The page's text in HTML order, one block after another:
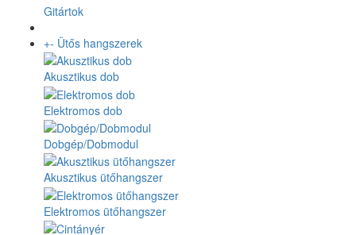
Gitártok
+- Ütős hangszerek
Akusztikus dob
Elektromos dob
Dobgép/Dobmodul
Akusztikus ütőhangszer
Elektromos ütőhangszer